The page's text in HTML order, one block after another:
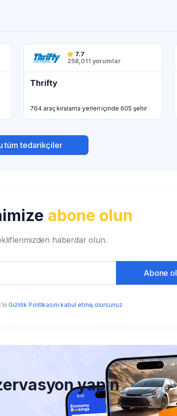
7.7
258,011 yorumlar
Thrifty
764 araç kiralama yerleri içinde 605 şehir
tüm tedarikçiler
abone olun
haberdar olun.
Abone ol
Gizlilik Politikasını kabul etmiş olursunuz
yapın